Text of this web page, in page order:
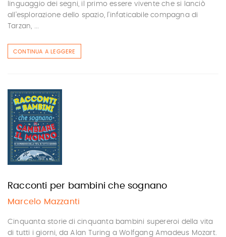
linguaggio dei segni, il primo essere vivente che si lanciò
all’esplorazione dello spazio, l’infaticabile compagna di
Tarzan, ...
CONTINUA A LEGGERE
Racconti per bambini che sognano
Marcelo Mazzanti
Cinquanta storie di cinquanta bambini supereroi della vita
di tutti i giorni, da Alan Turing a Wolfgang Amadeus Mozart.